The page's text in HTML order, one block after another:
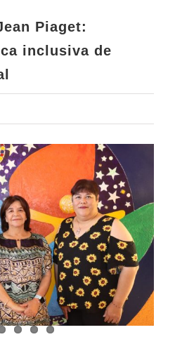
Piaget:
inclusiva de